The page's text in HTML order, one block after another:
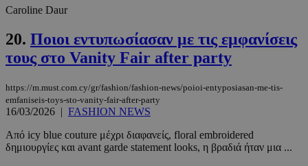
Caroline Daur
20. Ποιοι εντυπωσίασαν με τις εμφανίσεις
τους στο Vanity Fair after party
https://m.must.com.cy/gr/fashion/fashion-news/poioi-entyposiasan-me-tis-
emfaniseis-toys-sto-vanity-fair-after-party
16/03/2026 | FASHION NEWS
Από icy blue couture μέχρι διαφανείς, floral embroidered
δημιουργίες και avant garde statement looks, η βραδιά ήταν μια ...